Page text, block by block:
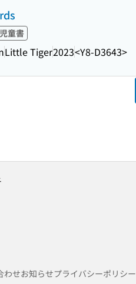
児童書
Little Tiger2023<Y8-D3643>
わせお知らせプライバシーポリシー